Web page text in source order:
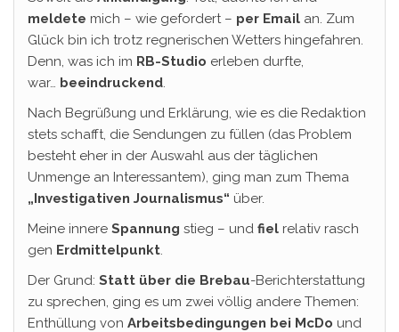
meldete mich – wie gefordert – per Email an. Zum
Glück bin ich trotz regnerischen Wetters hingefahren.
Denn, was ich im RB-Studio erleben durfte,
war… beeindruckend.
Nach Begrüßung und Erklärung, wie es die Redaktion
stets schafft, die Sendungen zu füllen (das Problem
besteht eher in der Auswahl aus der täglichen
Unmenge an Interessantem), ging man zum Thema
„Investigativen Journalismus“ über.
Meine innere Spannung stieg – und fiel relativ rasch
gen Erdmittelpunkt.
Der Grund: Statt über die Brebau-Berichterstattung
zu sprechen, ging es um zwei völlig andere Themen:
Enthüllung von Arbeitsbedingungen bei McDo und